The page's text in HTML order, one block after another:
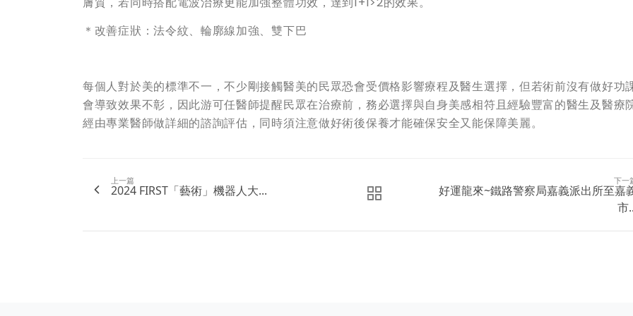
＊改善症狀：法令紋、輪廓線加強、雙下巴
每個人對於美的標準不一，不少剛接觸醫美的民眾恐會受價格影響療程及醫生選擇，但若術前沒有做好功
會導致效果不彰，因此游可任醫師提醒民眾在治療前，務必選擇與自身美感相符且經驗豐富的醫生及醫療
經由專業醫師做詳細的諮詢評估，同時須注意做好術後保養才能確保安全又能保障美麗。
上一篇
2024 FIRST「藝術」機器人大...
下一
好運龍來~鐵路警察局嘉義派出所至嘉
市